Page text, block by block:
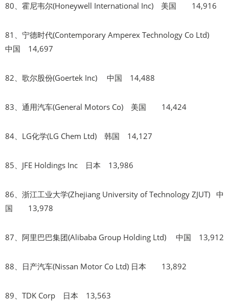
80、霍尼韦尔(Honeywell International Inc) 美国 14,916
81、宁德时代(Contemporary Amperex Technology Co Ltd)
中国 14,697
82、歌尔股份(Goertek Inc) 中国 14,488
83、通用汽车(General Motors Co) 美国 14,424
84、LG化学(LG Chem Ltd) 韩国 14,127
85、JFE Holdings Inc 日本 13,986
86、浙江工业大学(Zhejiang University of Technology ZJUT) 中
国 13,978
87、阿里巴巴集团(Alibaba Group Holding Ltd) 中国 13,912
88、日产汽车(Nissan Motor Co Ltd) 日本 13,892
89、TDK Corp 日本 13,563